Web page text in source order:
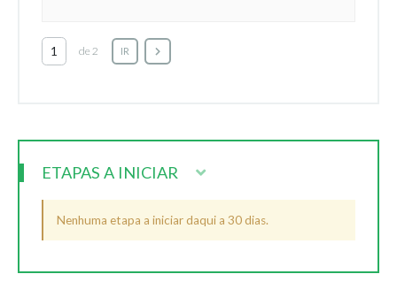
de 2 IR
ETAPAS A INICIAR
Nenhuma etapa a iniciar daqui a 30 dias.